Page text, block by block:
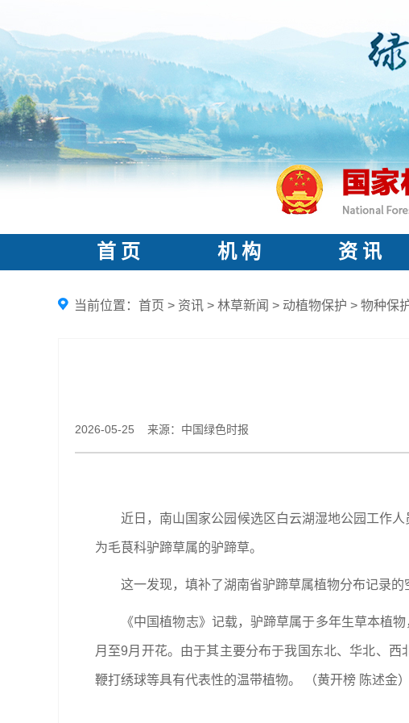
首 页 机 构 资 讯
当前位置： 首页 > 资讯 > 林草新闻 > 动植物保护 > 物种保
2026-05-25 来源：中国绿色时报
近日，南山国家公园候选区白云湖湿地公园工作
为毛茛科驴蹄草属的驴蹄草。
这一发现，填补了湖南省驴蹄草属植物分布记录
《中国植物志》记载，驴蹄草属于多年生草本植
月至9月开花。由于其主要分布于我国东北、华北、
鞭打绣球等具有代表性的温带植物。 （黄开榜 陈述金）